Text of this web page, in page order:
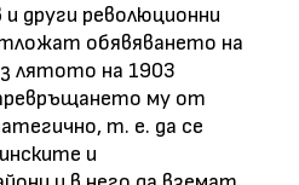
други революционни
обявяването на
лятото на 1903
му от
т. е. да се
и